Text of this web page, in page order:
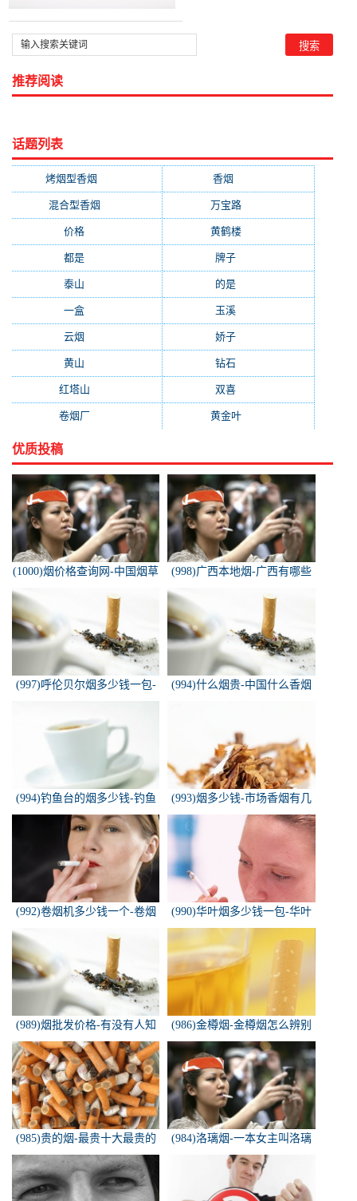
推荐阅读
话题列表
烤烟型香烟 香烟
混合型香烟 万宝路(331)
价格 黄鹤楼(315)
都是 牌子
泰山 的是
一盒 玉溪
云烟 娇子
黄山 钻石
红塔山 双喜
卷烟厂(154) 黄金叶(151)
优质投稿
(1000)烟价格查询网-中国烟草
(998)广西本地烟-广西有哪些
(997)呼伦贝尔烟多少钱一包-
白色的呼伦贝尔香烟多少钱一
(994)什么烟贵-中国什么香烟
(994)钓鱼台的烟多少钱-钓鱼
台香烟价格有哪几种规格？
(993)烟多少钱-市场香烟有几
种 各多少钱一包
(992)卷烟机多少钱一个-卷烟
(990)华叶烟多少钱一包-华叶
烟价格多少钱一包
(989)烟批发价格-有没有人知
道，各种香烟批发价？
(986)金樽烟-金樽烟怎么辨别
真假
(985)贵的烟-最贵十大最贵的
香烟是什么
(984)洛璃烟-一本女主叫洛璃
烟的快穿小说，叫什么名字来
着？？？